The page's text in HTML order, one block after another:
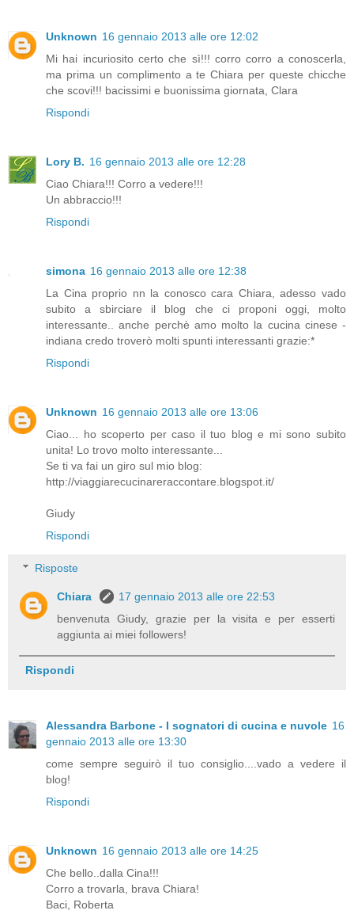
Unknown 16 gennaio 2013 alle ore 12:02
Mi hai incuriosito certo che sì!!! corro corro a conoscerla,
ma prima un complimento a te Chiara per queste chicche
che scovi!!! bacissimi e buonissima giornata, Clara
Rispondi
Lory B. 16 gennaio 2013 alle ore 12:28
Ciao Chiara!!! Corro a vedere!!!
Un abbraccio!!!
Rispondi
simona 16 gennaio 2013 alle ore 12:38
La Cina proprio nn la conosco cara Chiara, adesso vado
subito a sbirciare il blog che ci proponi oggi, molto
interessante.. anche perchè amo molto la cucina cinese -
indiana credo troverò molti spunti interessanti grazie:*
Rispondi
Unknown 16 gennaio 2013 alle ore 13:06
Ciao... ho scoperto per caso il tuo blog e mi sono subito
unita! Lo trovo molto interessante...
Se ti va fai un giro sul mio blog:
http://viaggiarecucinareraccontare.blogspot.it/
Giudy
Rispondi
Risposte
Chiara
17 gennaio 2013 alle ore 22:53
benvenuta Giudy, grazie per la visita e per esserti
aggiunta ai miei followers!
Rispondi
Alessandra Barbone - I sognatori di cucina e nuvole 16
gennaio 2013 alle ore 13:30
come sempre seguirò il tuo consiglio....vado a vedere il
blog!
Rispondi
Unknown 16 gennaio 2013 alle ore 14:25
Che bello..dalla Cina!!!
Corro a trovarla, brava Chiara!
Baci, Roberta